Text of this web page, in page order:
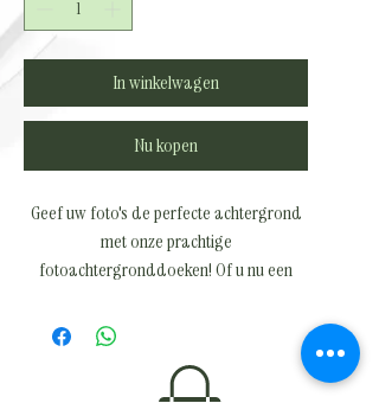
In winkelwagen
Nu kopen
Geef uw foto's de perfecte achtergrond
met onze prachtige
fotoachtergronddoeken! Of u nu een
gewoonweg op zoek bent naar een
mooie achtergrond voor uw persoonlijke
foto's, onze doeken zijn de ideale keuze.